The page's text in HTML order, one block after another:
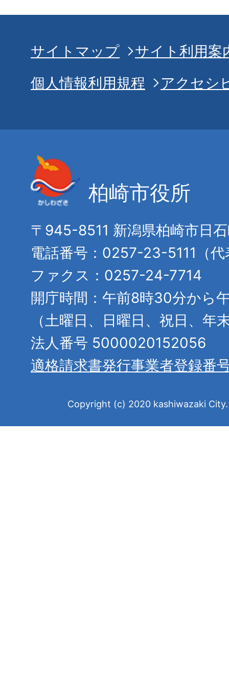
サイトマップ
サイト利用案
個人情報利用規程
アクセシ
柏崎市役所
〒945-8511 新潟県柏崎市日
電話番号：0257-23-5111（代
ファクス：0257-24-7714
開庁時間：午前8時30分から
（土曜日、日曜日、祝日、年
法人番号 5000020152056
適格請求書発行事業者登録番
Copyright (c) 2020 kashiwazaki